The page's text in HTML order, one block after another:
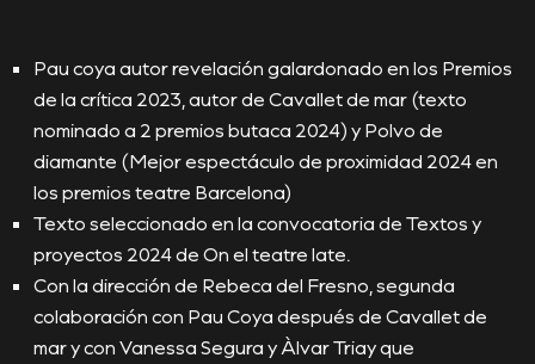
Pau coya autor revelación galardonado en los Premios
de la crítica 2023, autor de Cavallet de mar (texto
nominado a 2 premios butaca 2024) y Polvo de
diamante (Mejor espectáculo de proximidad 2024 en
los premios teatre Barcelona)
Texto seleccionado en la convocatoria de Textos y
proyectos 2024 de On el teatre late.
Con la dirección de Rebeca del Fresno, segunda
colaboración con Pau Coya después de Cavallet de
mar y con Vanessa Segura y Àlvar Triay que